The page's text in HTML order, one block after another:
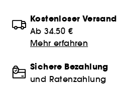
Kostenloser Versand
Ab 34.50 €
Mehr erfahren
Sichere Bezahlung
und Ratenzahlung